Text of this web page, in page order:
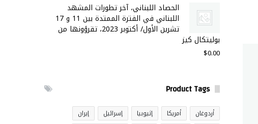
الحصاد اللبناني، آخر تطورات المشهد
اللبناني في الفترة الممتدة بين 11 و 17
تشرين الأول/ أكتوبر 2023، تقرؤونها من
بوليتكال كيز
$0.00
Product Tags
أردوغان أمريكا إثيوبيا إسرائيل
إيران